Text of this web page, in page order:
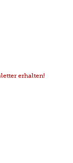
erhalten!